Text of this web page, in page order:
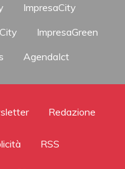
ImpresaCity
ImpresaGreen
AgendaIct
Redazione
RSS